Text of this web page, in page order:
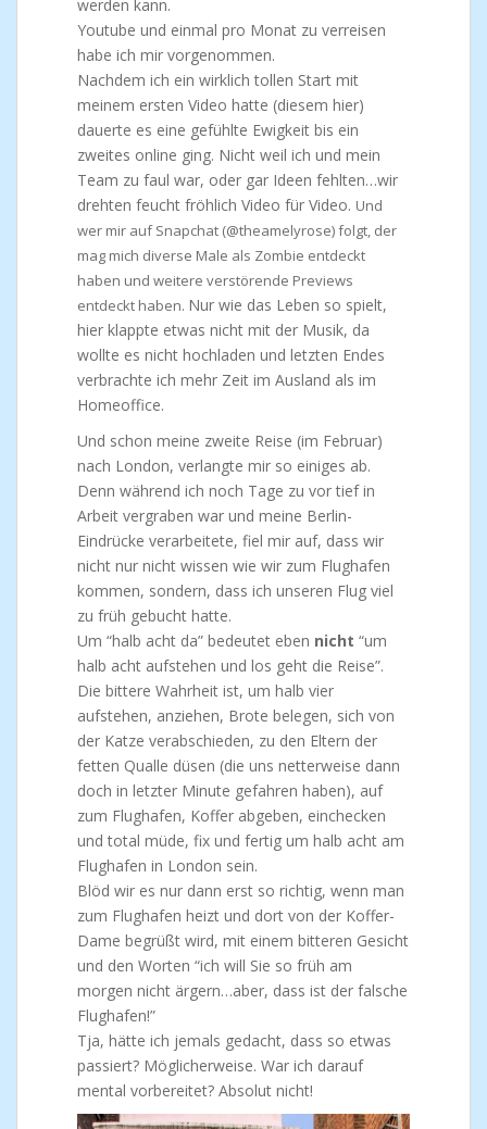
werden kann.
Youtube und einmal pro Monat zu verreisen
habe ich mir vorgenommen.
Nachdem ich ein wirklich tollen Start mit
meinem ersten Video hatte (diesem hier)
dauerte es eine gefühlte Ewigkeit bis ein
zweites online ging. Nicht weil ich und mein
Team zu faul war, oder gar Ideen fehlten…wir
drehten feucht fröhlich Video für Video. Und
wer mir auf Snapchat (@theamelyrose) folgt, der
mag mich diverse Male als Zombie entdeckt
haben und weitere verstörende Previews
entdeckt haben. Nur wie das Leben so spielt,
hier klappte etwas nicht mit der Musik, da
wollte es nicht hochladen und letzten Endes
verbrachte ich mehr Zeit im Ausland als im
Homeoffice.
Und schon meine zweite Reise (im Februar)
nach London, verlangte mir so einiges ab.
Denn während ich noch Tage zu vor tief in
Arbeit vergraben war und meine Berlin-
Eindrücke verarbeitete, fiel mir auf, dass wir
nicht nur nicht wissen wie wir zum Flughafen
kommen, sondern, dass ich unseren Flug viel
zu früh gebucht hatte.
Um “halb acht da” bedeutet eben nicht “um
halb acht aufstehen und los geht die Reise”.
Die bittere Wahrheit ist, um halb vier
aufstehen, anziehen, Brote belegen, sich von
der Katze verabschieden, zu den Eltern der
fetten Qualle düsen (die uns netterweise dann
doch in letzter Minute gefahren haben), auf
zum Flughafen, Koffer abgeben, einchecken
und total müde, fix und fertig um halb acht am
Flughafen in London sein.
Blöd wir es nur dann erst so richtig, wenn man
zum Flughafen heizt und dort von der Koffer-
Dame begrüßt wird, mit einem bitteren Gesicht
und den Worten “ich will Sie so früh am
morgen nicht ärgern…aber, dass ist der falsche
Flughafen!”
Tja, hätte ich jemals gedacht, dass so etwas
passiert? Möglicherweise. War ich darauf
mental vorbereitet? Absolut nicht!